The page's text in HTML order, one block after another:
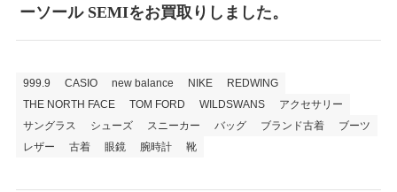
ーソール SEMIをお買取りしました。
999.9 CASIO new balance NIKE
REDWING
THE NORTH FACE
TOM FORD WILDSWANS
アクセサリー
サングラス
シューズ スニーカー バッグ ブランド古着
ブーツ
レザー
古着 眼鏡 腕時計 靴